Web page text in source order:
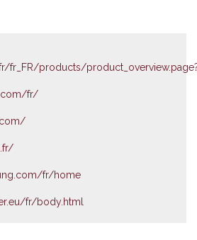
fr_FR/products/
fr/
fr/home
fr/body.html